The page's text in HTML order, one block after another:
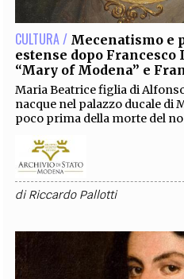
CULTURA / Mecenatismo e
estense dopo
“Mary of Modena” e
Maria Beatrice figlia di
nacque nel palazzo ducale di
poco prima della morte del
diRiccardo Pallotti